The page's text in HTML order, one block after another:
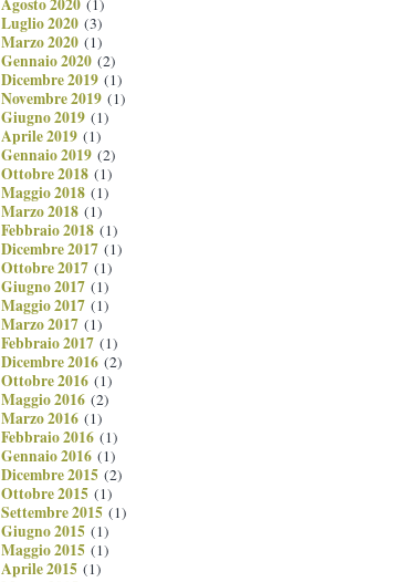
Luglio 2020 (3)
Marzo 2020 (1)
Gennaio 2020 (2)
Dicembre 2019 (1)
Novembre 2019 (1)
Giugno 2019 (1)
Aprile 2019 (1)
Gennaio 2019 (2)
Ottobre 2018 (1)
Maggio 2018 (1)
Marzo 2018 (1)
Febbraio 2018 (1)
Dicembre 2017 (1)
Ottobre 2017 (1)
Giugno 2017 (1)
Maggio 2017 (1)
Marzo 2017 (1)
Febbraio 2017 (1)
Dicembre 2016 (2)
Ottobre 2016 (1)
Maggio 2016 (2)
Marzo 2016 (1)
Febbraio 2016 (1)
Gennaio 2016 (1)
Dicembre 2015 (2)
Ottobre 2015 (1)
Settembre 2015 (1)
Giugno 2015 (1)
Maggio 2015 (1)
Aprile 2015 (1)